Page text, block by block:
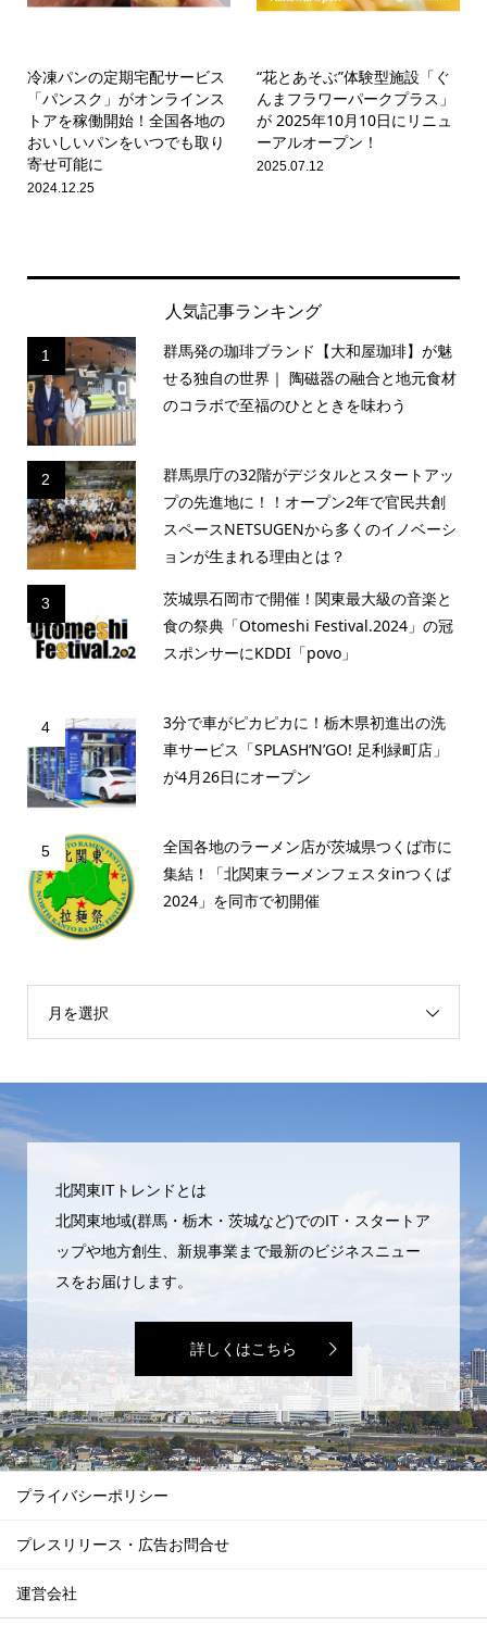
冷凍パンの定期宅配サービス
「パンスク」がオンラインス
トアを稼働開始！全国各地の
おいしいパンをいつでも取り
寄せ可能に
2024.12.25
“花とあそぶ”体験型施設「ぐ
んまフラワーパークプラス」
が 2025年10月10日にリニュ
ーアルオープン！
2025.07.12
人気記事ランキング
1
群馬発の珈琲ブランド【大和屋珈琲】が魅
せる独自の世界｜ 陶磁器の融合と地元食材
のコラボで至福のひとときを味わう
2
群馬県庁の32階がデジタルとスタートアッ
プの先進地に！！オープン2年で官民共創
スペースNETSUGENから多くのイノベーシ
ョンが生まれる理由とは？
3
茨城県石岡市で開催！関東最大級の音楽と
食の祭典「Otomeshi Festival.2024」の冠
スポンサーにKDDI「povo」
4
3分で車がピカピカに！栃木県初進出の洗
車サービス「SPLASH’N’GO! 足利緑町店」
が4月26日にオープン
5
全国各地のラーメン店が茨城県つくば市に
集結！「北関東ラーメンフェスタinつくば
2024」を同市で初開催
月を選択
北関東ITトレンドとは
北関東地域(群馬・栃木・茨城など)でのIT・スタートア
ップや地方創生、新規事業まで最新のビジネスニュー
スをお届けします。
詳しくはこちら
プライバシーポリシー
プレスリリース・広告お問合せ
運営会社